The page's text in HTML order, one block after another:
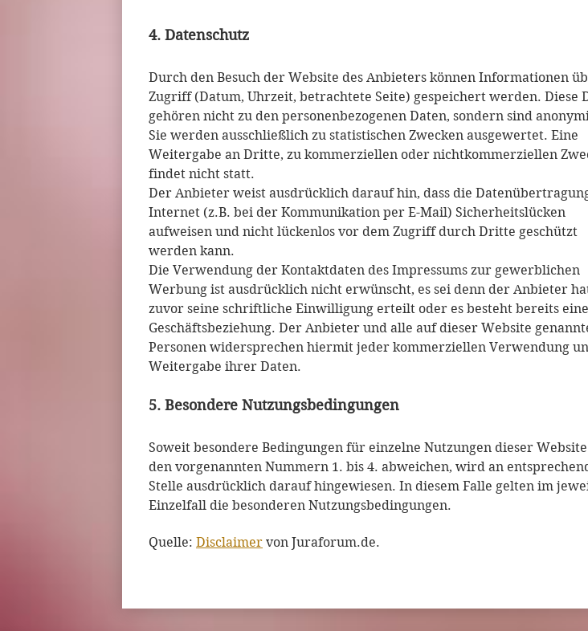
4. Datenschutz
Durch den Besuch der Website des Anbieters können Informationen
Zugriff (Datum, Uhrzeit, betrachtete Seite) gespeichert werden. Diese
gehören nicht zu den personenbezogenen Daten, sondern sind
Sie werden ausschließlich zu statistischen Zwecken ausgewertet. Eine
Weitergabe an Dritte, zu kommerziellen oder nichtkommerziellen
findet nicht statt.
Der Anbieter weist ausdrücklich darauf hin, dass die
Internet (z.B. bei der Kommunikation per E-Mail) Sicherheitslücken
aufweisen und nicht lückenlos vor dem Zugriff durch Dritte geschützt
werden kann.
Die Verwendung der Kontaktdaten des Impressums zur gewerblichen
Werbung ist ausdrücklich nicht erwünscht, es sei denn der Anbieter
zuvor seine schriftliche Einwilligung erteilt oder es besteht bereits eine
Geschäftsbeziehung. Der Anbieter und alle auf dieser Website
Personen widersprechen hiermit jeder kommerziellen Verwendung
Weitergabe ihrer Daten.
5. Besondere Nutzungsbedingungen
Soweit besondere Bedingungen für einzelne Nutzungen dieser
den vorgenannten Nummern 1. bis 4. abweichen, wird an
Stelle ausdrücklich darauf hingewiesen. In diesem Falle gelten im
Einzelfall die besonderen Nutzungsbedingungen.
Quelle: Disclaimer von Juraforum.de.